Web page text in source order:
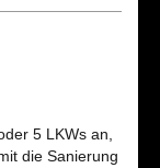
5 LKWs an,
die Sanierung